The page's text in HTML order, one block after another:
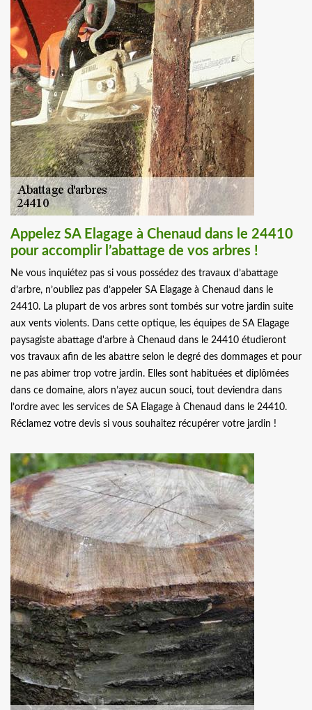
Appelez SA Elagage à Chenaud dans le 24410
pour accomplir l’abattage de vos arbres !
Ne vous inquiétez pas si vous possédez des travaux d’abattage
d’arbre, n’oubliez pas d’appeler SA Elagage à Chenaud dans le
24410. La plupart de vos arbres sont tombés sur votre jardin suite
aux vents violents. Dans cette optique, les équipes de SA Elagage
paysagiste abattage d'arbre à Chenaud dans le 24410 étudieront
vos travaux afin de les abattre selon le degré des dommages et pour
ne pas abimer trop votre jardin. Elles sont habituées et diplômées
dans ce domaine, alors n’ayez aucun souci, tout deviendra dans
l’ordre avec les services de SA Elagage à Chenaud dans le 24410.
Réclamez votre devis si vous souhaitez récupérer votre jardin !